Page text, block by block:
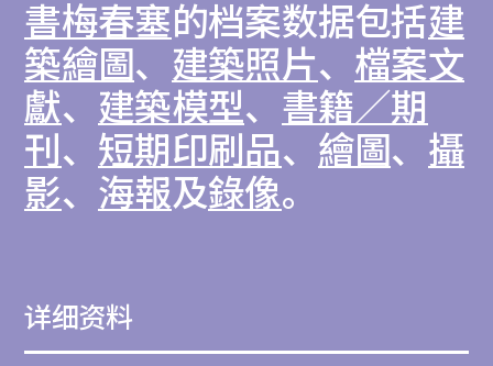
春塞認為建築師務必一往無前，推陳出新。他
指出：「不論面對歷史或未來都應該悠然自
適。」因此，其作品與事業反映出他對古與今
的雙重興趣，並以一種可說是泰式玩樂概念
「沙努克」的手法呈現。
七個重要建築項目，即泰國曼谷英國文化協會
大樓（1969–1970）、泰國曼谷盲人學校
書梅春塞的档案数据包括建
築繪圖、 建築照片、 檔案文
獻、 建築模型、 書籍／期
刊 、 短期印刷品、 繪圖、 攝
影、 海報及錄像。
详细资料